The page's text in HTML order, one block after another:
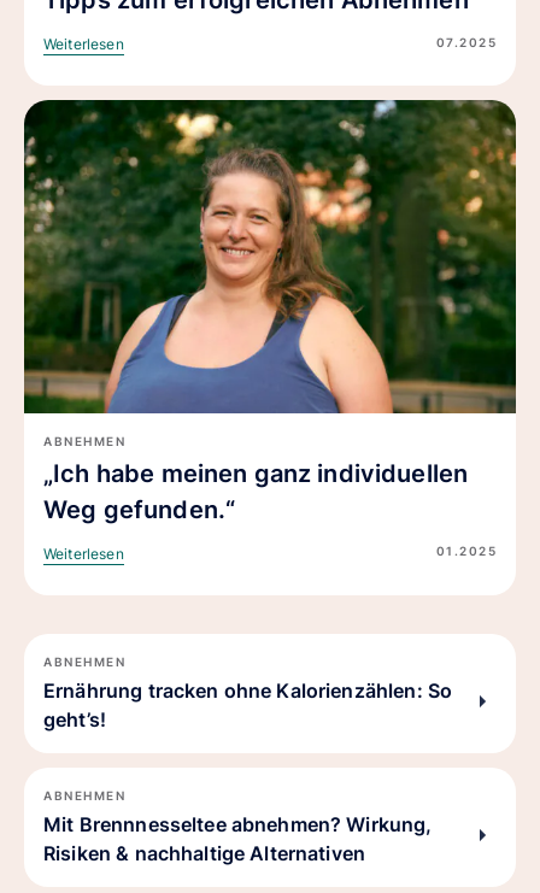
Weiterlesen 07.2025
ABNEHMEN
„Ich habe meinen ganz individuellen
Weg gefunden.“
Weiterlesen 01.2025
ABNEHMEN
Ernährung tracken ohne Kalorienzählen: So
geht’s!
ABNEHMEN
Mit Brennnesseltee abnehmen? Wirkung,
Risiken & nachhaltige Alternativen